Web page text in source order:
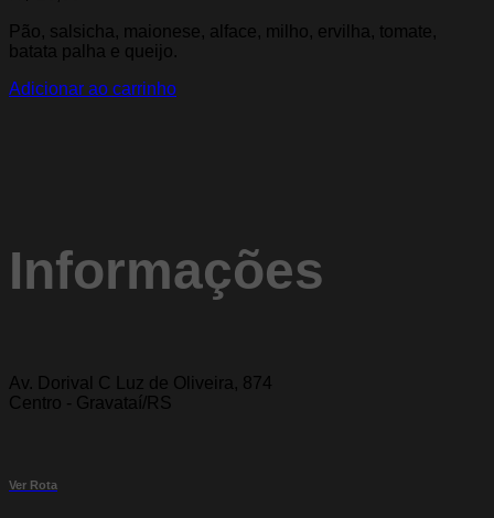
Pão, salsicha, maionese, alface, milho, ervilha, tomate,
batata palha e queijo.
Adicionar ao carrinho
Informações
Av. Dorival C Luz de Oliveira, 874
Centro - Gravataí/RS
Ver Rota